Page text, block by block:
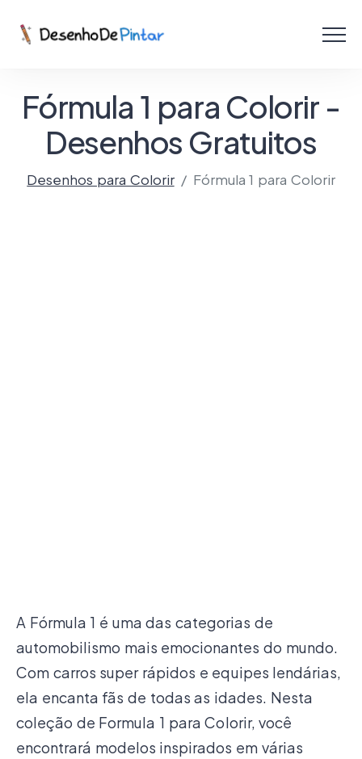
Colorir Online
Criar com IA!
Fórmula 1 para Colorir -
Desenhos Gratuitos
Desenhos para Colorir Fórmula 1 para Colorir
A Fórmula 1 é uma das categorias de
automobilismo mais emocionantes do mundo.
Com carros super rápidos e equipes lendárias,
ela encanta fãs de todas as idades. Nesta
coleção de Formula 1 para Colorir, você
encontrará modelos inspirados em várias